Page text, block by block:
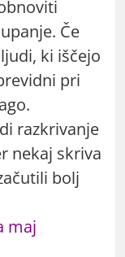
Če
ki iščejo
pri
razkrivanje
nekaj skriva
bolj
maj